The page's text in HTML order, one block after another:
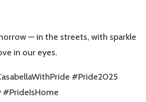
— in the streets, with sparkle
in our eyes.
#Pride2025